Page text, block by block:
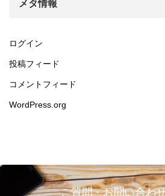
メタ情報
ログイン
投稿フィード
コメントフィード
WordPress.org
ご質問・お問い合わ